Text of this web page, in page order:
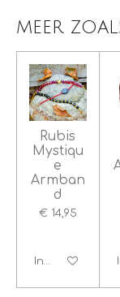
meer
Rubis
Mystiqu
e
Armban
d
€ 14,95
In winkelwagen